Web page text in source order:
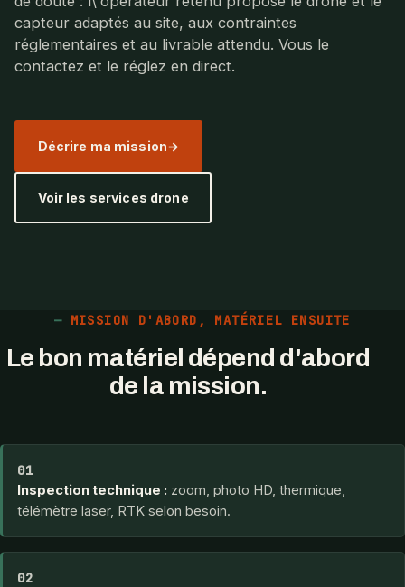
capteur adaptés au site, aux contraintes
réglementaires et au livrable attendu. Vous le
contactez et le réglez en direct.
Décrire ma mission
Voir les services drone
MISSION D'ABORD, MATÉRIEL ENSUITE
Le bon matériel dépend d'abord
de la mission.
01
Inspection technique : zoom, photo HD, thermique,
télémètre laser, RTK selon besoin.
02